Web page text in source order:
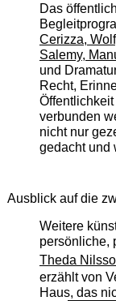
Das
Cerizza,
Salemy,
und
Recht,
verbunden
nicht nur
gedacht und
Ausblick auf die
Weitere
persönliche,
Theda
erzählt von
Haus, das